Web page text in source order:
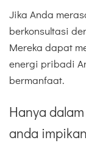
Jika Anda
berkonsultasi
Mereka dapat
energi pribadi
bermanfaat.
Hanya
anda